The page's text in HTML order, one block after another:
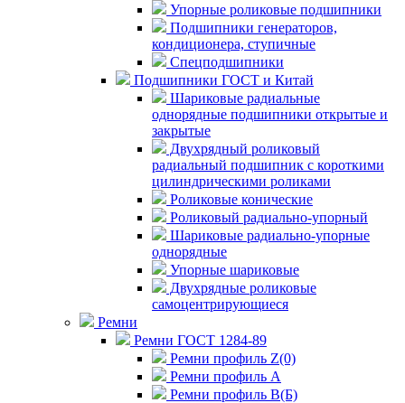
Упорные роликовые подшипники
Подшипники генераторов,
кондиционера, ступичные
Спецподшипники
Подшипники ГОСТ и Китай
Шариковые радиальные
однорядные подшипники открытые и
закрытые
Двухрядный роликовый
радиальный подшипник с короткими
цилиндрическими роликами
Роликовые конические
Роликовый радиально-упорный
Шариковые радиально-упорные
однорядные
Упорные шариковые
Двухрядные роликовые
самоцентрирующиеся
Ремни
Ремни ГОСТ 1284-89
Ремни профиль Z(0)
Ремни профиль А
Ремни профиль В(Б)